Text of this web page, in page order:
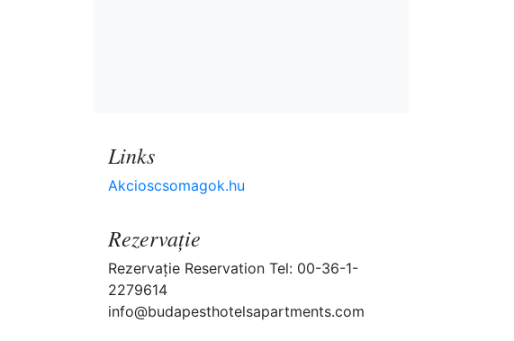
Links
Akcioscsomagok.hu
Rezervaţie
Rezervaţie Reservation Tel: 00-36-1-
2279614
info@budapesthotelsapartments.com